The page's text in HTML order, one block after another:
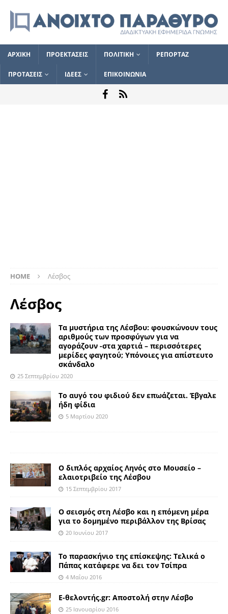
ΑΡΧΙΚΗ ΠΡΟΕΚΤΑΣΕΙΣ ΠΟΛΙΤΙΚΗ ΡΕΠΟΡΤΑΖ
ΠΡΟΤΑΣΕΙΣ ΙΔΕΕΣ ΕΠΙΚΟΙΝΩΝΙΑ
HOME Λέσβος
Λέσβος
Τα μυστήρια της Λέσβου: φουσκώνουν τους
αριθμούς των προσφύγων για να
αγοράζουν -στα χαρτιά – περισσότερες
μερίδες φαγητού; Υπόνοιες για απίστευτο
σκάνδαλο
25 Σεπτεμβρίου 2020
Το αυγό του φιδιού δεν επωάζεται. Έβγαλε
ήδη φίδια
5 Μαρτίου 2020
Ο διπλός αρχαίος Ληνός στο Μουσείο –
ελαιοτριβείο της Λέσβου
15 Σεπτεμβρίου 2017
Ο σεισμός στη Λέσβο και η επόμενη μέρα
για το δομημένο περιβάλλον της Βρίσας
20 Ιουνίου 2017
Το παρασκήνιο της επίσκεψης: Tελικά ο
Πάπας κατάφερε να δει τον Τσίπρα
4 Μαΐου 2016
Ε-θελοντής.gr: Αποστολή στην Λέσβο
25 Ιανουαρίου 2016